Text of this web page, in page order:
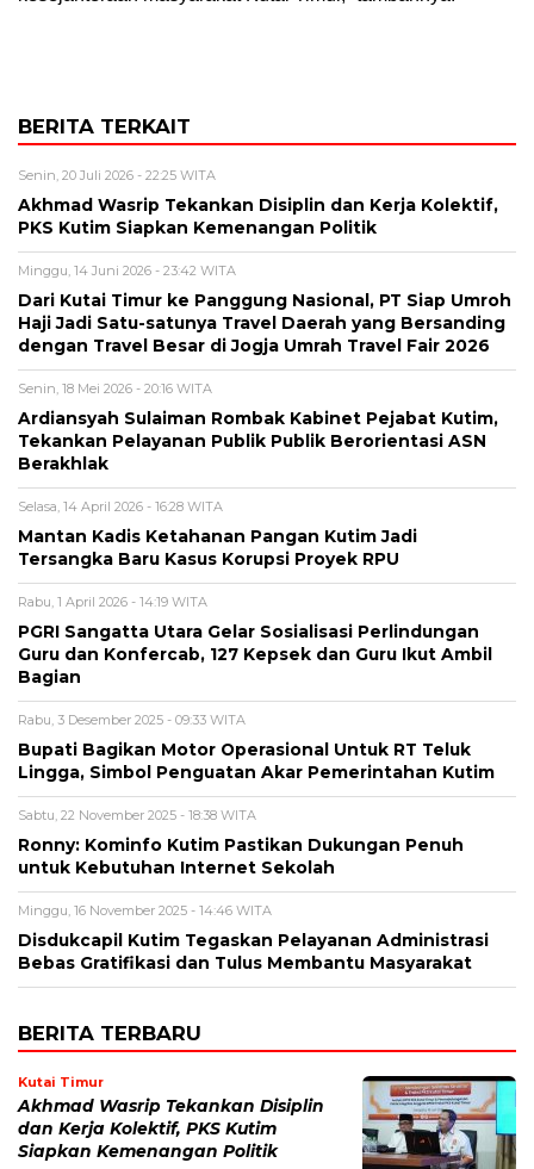
BERITA TERKAIT
Senin, 20 Juli 2026 - 22:25 WITA
Akhmad Wasrip Tekankan Disiplin dan Kerja Kolektif,
PKS Kutim Siapkan Kemenangan Politik
Minggu, 14 Juni 2026 - 23:42 WITA
Dari Kutai Timur ke Panggung Nasional, PT Siap Umroh
Haji Jadi Satu-satunya Travel Daerah yang Bersanding
dengan Travel Besar di Jogja Umrah Travel Fair 2026
Senin, 18 Mei 2026 - 20:16 WITA
Ardiansyah Sulaiman Rombak Kabinet Pejabat Kutim,
Tekankan Pelayanan Publik Publik Berorientasi ASN
Berakhlak
Selasa, 14 April 2026 - 16:28 WITA
Mantan Kadis Ketahanan Pangan Kutim Jadi
Tersangka Baru Kasus Korupsi Proyek RPU
Rabu, 1 April 2026 - 14:19 WITA
PGRI Sangatta Utara Gelar Sosialisasi Perlindungan
Guru dan Konfercab, 127 Kepsek dan Guru Ikut Ambil
Bagian
Rabu, 3 Desember 2025 - 09:33 WITA
Bupati Bagikan Motor Operasional Untuk RT Teluk
Lingga, Simbol Penguatan Akar Pemerintahan Kutim
Sabtu, 22 November 2025 - 18:38 WITA
Ronny: Kominfo Kutim Pastikan Dukungan Penuh
untuk Kebutuhan Internet Sekolah
Minggu, 16 November 2025 - 14:46 WITA
Disdukcapil Kutim Tegaskan Pelayanan Administrasi
Bebas Gratifikasi dan Tulus Membantu Masyarakat
BERITA TERBARU
Kutai Timur
Akhmad Wasrip Tekankan Disiplin
dan Kerja Kolektif, PKS Kutim
Siapkan Kemenangan Politik